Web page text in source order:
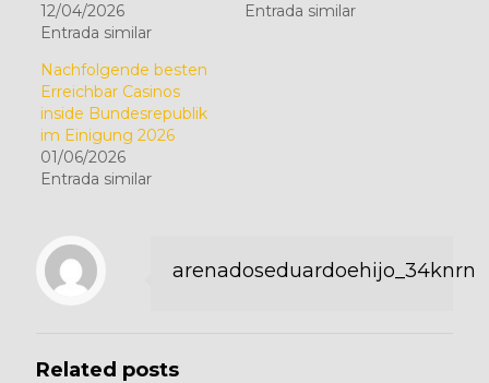
12/04/2026
Entrada similar
Entrada similar
Nachfolgende besten
Erreichbar Casinos
inside Bundesrepublik
im Einigung 2026
01/06/2026
Entrada similar
arenadoseduardoehijo_34knrn
Related posts